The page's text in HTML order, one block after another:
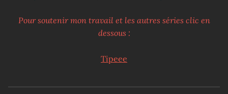
Pour soutenir mon travail et les autres séries clic en
dessous :
Tipeee